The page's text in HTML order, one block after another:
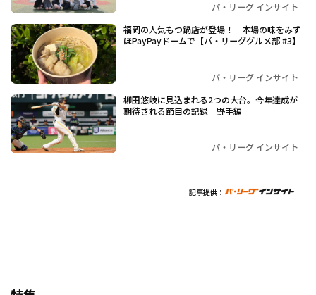
パ・リーグ インサイト
福岡の人気もつ鍋店が登場！ 本場の味をみず
ほPayPayドームで【パ・リーググルメ部 #3】
パ・リーグ インサイト
柳田悠岐に見込まれる2つの大台。今年達成が
期待される節目の記録 野手編
パ・リーグ インサイト
記事提供：